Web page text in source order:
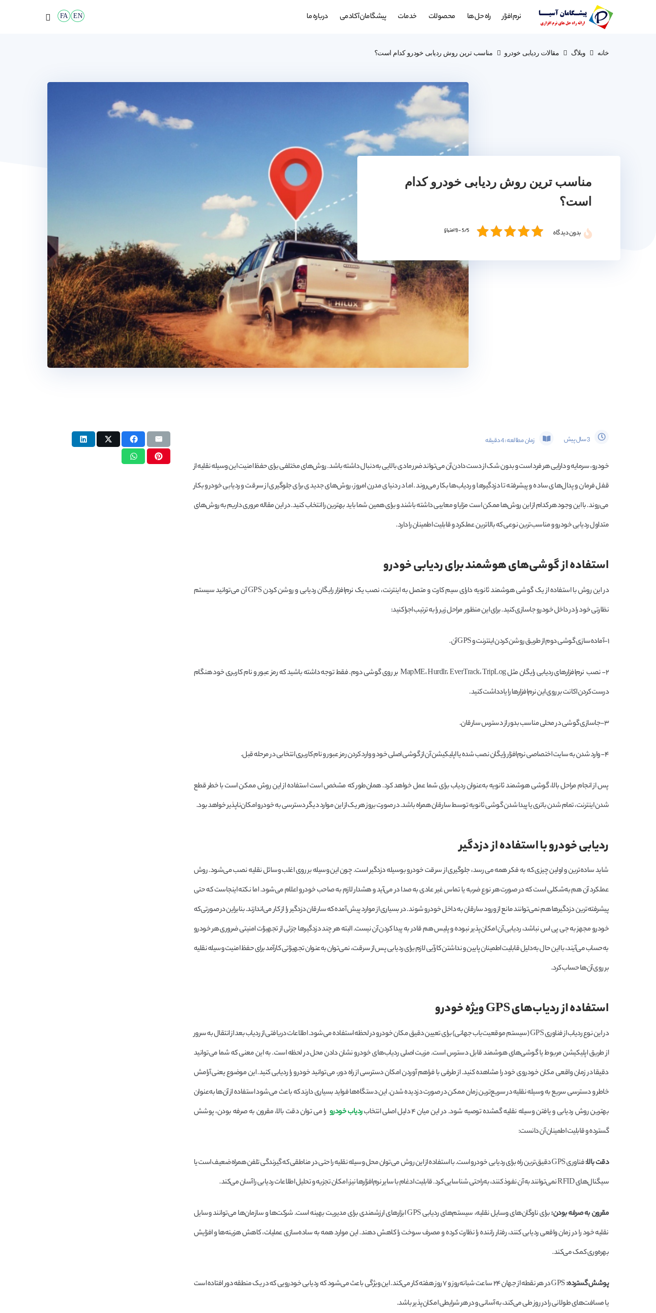
نرم افزار راه حل ها محصولات خدمات پیشگامان آکادمی درباره ما FA EN
خانه وبلاگ مقالات ردیابی خودرو مناسب ترین روش ردیابی خودرو کدام است؟
مناسب ترین روش ردیابی خودرو کدام
است؟
بدون دیدگاه 5/5 - (1 امتیاز)
3 سال پیش زمان مطالعه :4دقیقه
خودرو، سرمایه و دارایی هر فرد است و بدون شک از دست دادن آن می‌تواند ضرر مادی بالایی به‌دنبال داشته باشد. روش‌های مختلفی برای حفظ امنیت این وسیله نقلیه از
قفل فرمان و پدال‌های ساده و پیشرفته تا دزدگیرها و ردیاب‌ها بکار می‌روند. اما در دنیای مدرن‌ امروز، روش‌های جدیدی برای جلوگیری از سرقت و ردیابی خودرو بکار
می‌روند. با این وجود هر کدام از این روش‌ها ممکن است مزایا و معایبی داشته باشند و برای همین شما باید بهترین را انتخاب کنید. در این مقاله مروری داریم به روش‌های
متداول ردیابی خودرو و مناسب‌ترین نوعی که بالاترین عملکرد و قابلیت اطمینان را دارد.
استفاده از گوشی‌های هوشمند برای ردیابی خودرو
در این روش با استفاده از یک گوشی هوشمند ثانویه دارای سیم کارت و متصل به اینترنت، نصب یک نرم‌افزار رایگان ردیابی و روشن کردن GPS آن می‌توانید سیستم
نظارتی خود را در داخل خودرو جاسازی کنید. برای این منظور مراحل زیر را به ترتیب اجرا کنید:
۱-آماده‌سازی گوشی دوم از طریق روشن کردن اینترنت و GPS آن.
۲- نصب نرم‌افزارهای ردیابی رایگان مثل MapME، Hurdlr، EverTrack، TripLog بر روی گوشی دوم. فقط توجه داشته باشید که رمز عبور و نام کاربری خود هنگام
درست کردن اکانت بر روی این نرم‌افزارها را یادداشت کنید.
۳-جاسازی گوشی در محلی مناسب بدور از دسترس سارقان.
۴- وارد شدن به سایت اختصاصی نرم‌افزار رایگان نصب شده یا اپلیکیشن آن از گوشی اصلی خود و وارد کردن رمز عبور و نام کاربری انتخابی در مرحله قبل.
پس از انجام مراحل بالا، گوشی هوشمند ثانویه به‌عنوان ردیاب برای شما عمل خواهد کرد. همان‌طور که مشخص است استفاده از این روش ممکن است با خطر قطع
شدن اینترنت، تمام شدن باتری یا پیدا شدن گوشی ثانویه توسط سارقان همراه باشد. در صورت بروز هر یک از این موارد دیگر دسترسی به خودرو امکان‌ناپذیر خواهد بود.
ردیابی خودرو با استفاده از دزدگیر
شاید ساده‌ترین و اولین چیزی که به فکر همه می رسد، جلوگیری از سرقت خودرو بوسیله دزدگیر است. چون این وسیله بر روی اغلب وسائل نقلیه نصب می‌شود. روش
عملکرد آن هم به‌شکلی است که در صورت هر نوع ضربه یا تماس غیر عادی به صدا در می‌آید و هشدار لازم به صاحب خودرو اعلام می‌شود. اما نکته اینجاست که حتی
پیشرفته‌ترین دزدگیرها هم نمی‌توانند مانع از ورود سارقان به داخل خودرو شوند. در بسیاری از موارد پیش آمده که سارقان دزدگیر را از کار می‌اندازند. بنابراین در صورتی‌که
خودرو مجهز به جی پی اس نباشد، ردیابی آن امکان‌پذیر نبوده و پلیس هم قادر به پیدا کردن آن نیست. البته هر چند دزدگیرها جزئی از تجهیزات امنیتی ضروری هر خودرو
به‌حساب می‌آیند، با این حال به‌دلیل قابلیت اطمینان پایین و نداشتن کارآیی لازم برای ردیابی پس از سرقت، نمی‌توان به‌عنوان تجهیزاتی کارآمد برای حفظ امنیت وسیله نقلیه
بر روی آن‌ها حساب کرد.
استفاده از ردیاب‌های GPS ویژه خودرو
در این نوع ردیاب از فناوری GPS (سیستم موقعیت‌یاب جهانی) برای تعیین دقیق مکان خودرو در لحظه استفاده می‌شود. اطلاعات دریافتی از ردیاب بعد از انتقال به سرور
از طریق اپلیکیشن مربوط یا گوشی‌های هوشمند قابل دسترس است. مزیت اصلی ردیاب‌های خودرو نشان دادن محل در لحظه است. به این معنی که شما می‌توانید
دقیقا در زمان واقعی مکان خودروی خود را مشاهده کنید. از طرفی با فراهم آوردن امکان دسترسی از راه دور،‌ می‌توانید خودرو را ردیابی کنید. این موضوع یعنی آرامش
خاطر و دسترسی سریع به وسیله نقلیه در سریع‌ترین زمان ممکن در صورت دزدیده شدن. این دستگاه‌ها فواید بسیاری دارند که باعث می‌شود استفاده از آن‌ها به‌عنوان
بهترین روش ردیابی و یافتن وسیله نقلیه گمشده توصیه شود. در این میان ۴ دلیل اصلی انتخاب
ردیاب خودرو را می توان دقت بالا، مقرون به صرفه بودن، پوشش
گسترده و قابلیت اطمینان آن دانست:
دقت بالا:
فناوری GPS دقیق‌ترین راه برای ردیابی خودرو است. با استفاده از این روش می‌توان محل وسیله نقلیه را حتی در مناطقی که گیرندگی تلفن همراه ضعیف است یا
سیگنال‌های RFID نمی‌توانند به آن نفوذ کنند، به‌راحتی شناسایی کرد. قابلیت ادغام با سایر نرم‌افزارها نیز، امکان تجزیه و تحلیل اطلاعات ردیابی را آسان می‌‌کند.
مقرون به صرفه بودن:
‌برای ناوگان‌های وسایل نقلیه، سیستم‌های ردیابی GPS ابزارهای ارزشمندی برای مدیریت بهینه است. شرکت‌ها و سازمان‌ها می‌توانند وسایل
نقلیه خود را در زمان واقعی ردیابی کنند، رفتار راننده را نظارت کرده و مصرف سوخت را کاهش دهند. این موارد همه به ساده‌سازی عملیات، کاهش هزینه‌ها و افزایش
بهره‌وری کمک می‌کند.
پوشش گسترده:
GPS در هر نقطه از جهان ۲۴ ساعت شبانه‌روز و ۷ روز هفته کار می‌کند. این ویژگی باعث می‌شود که ردیابی خودرویی که در یک منطقه دور افتاده است
یا مسافت‌های طولانی را در روز طی می‌کند، به آسانی و در هر شرایطی امکان‌پذیر باشد.